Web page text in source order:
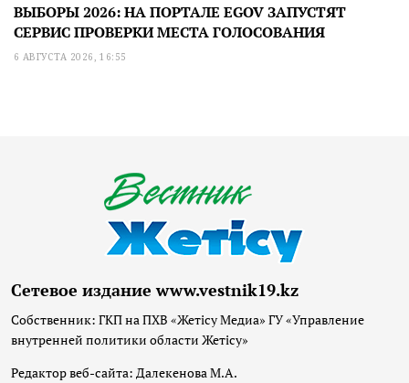
ВЫБОРЫ 2026: НА ПОРТАЛЕ EGOV ЗАПУСТЯТ
СЕРВИС ПРОВЕРКИ МЕСТА ГОЛОСОВАНИЯ
6 АВГУСТА 2026, 16:55
Сетевое издание www.vestnik19.kz
Собственник: ГКП на ПХВ «Жетісу Медиа» ГУ «Управление
внутренней политики области Жетісу»
Редактор веб-сайта: Далекенова М.А.